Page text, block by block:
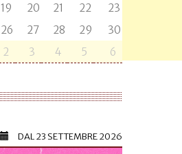
19 20 21 22
23
26 27 28 29
30
2 3 4 5 6
DAL23 SETTEMBRE 2026